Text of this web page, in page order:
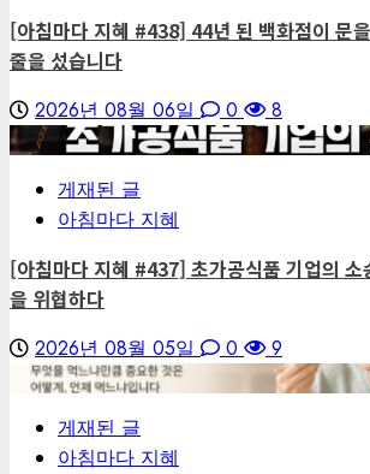
[아침마다 지혜 #438] 44년 된 백화점이 문
줄을 섰습니다
2026년 08월 06일 0
8
5
게재된 글
아침마다 지혜
[아침마다 지혜 #437] 초가공식품 기업의 소
을 위협하다
2026년 08월 05일 0
9
게재된 글
아침마다 지혜